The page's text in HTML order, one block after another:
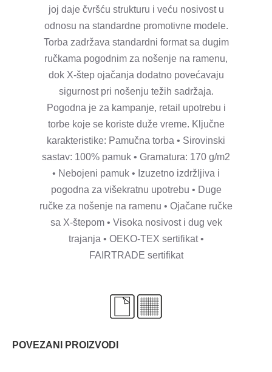
joj daje čvršću strukturu i veću nosivost u
odnosu na standardne promotivne modele.
Torba zadržava standardni format sa dugim
ručkama pogodnim za nošenje na ramenu,
dok X-štep ojačanja dodatno povećavaju
sigurnost pri nošenju težih sadržaja.
Pogodna je za kampanje, retail upotrebu i
torbe koje se koriste duže vreme. Ključne
karakteristike: Pamučna torba • Sirovinski
sastav: 100% pamuk • Gramatura: 170 g/m2
• Nebojeni pamuk • Izuzetno izdržljiva i
pogodna za višekratnu upotrebu • Duge
ručke za nošenje na ramenu • Ojačane ručke
sa X-štepom • Visoka nosivost i dug vek
trajanja • OEKO-TEX sertifikat •
FAIRTRADE sertifikat
POVEZANI PROIZVODI